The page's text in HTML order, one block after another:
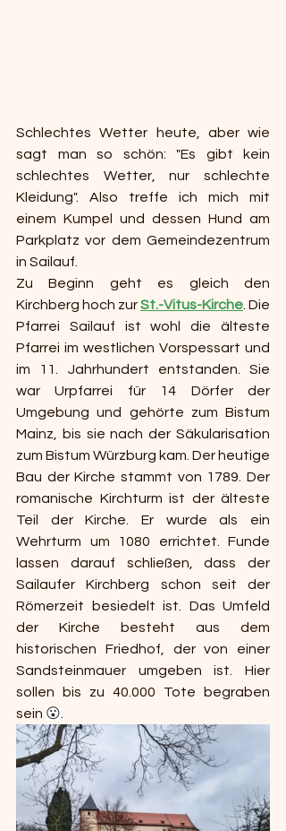
Schlechtes Wetter heute, aber wie
sagt man so schön: "Es gibt kein
schlechtes Wetter, nur schlechte
Kleidung". Also treffe ich mich mit
einem Kumpel und dessen Hund am
Parkplatz vor dem Gemeindezentrum
in Sailauf.
Zu Beginn geht es gleich den
Kirchberg hoch zur St.-Vitus-Kirche. Die
Pfarrei Sailauf ist wohl die älteste
Pfarrei im westlichen Vorspessart und
im 11. Jahrhundert entstanden. Sie
war Urpfarrei für 14 Dörfer der
Umgebung und gehörte zum Bistum
Mainz, bis sie nach der Säkularisation
zum Bistum Würzburg kam. Der heutige
Bau der Kirche stammt von 1789. Der
romanische Kirchturm ist der älteste
Teil der Kirche. Er wurde als ein
Wehrturm um 1080 errichtet. Funde
lassen darauf schließen, dass der
Sailaufer Kirchberg schon seit der
Römerzeit besiedelt ist. Das Umfeld
der Kirche besteht aus dem
historischen Friedhof, der von einer
Sandsteinmauer umgeben ist. Hier
sollen bis zu 40.000 Tote begraben
sein 😮.